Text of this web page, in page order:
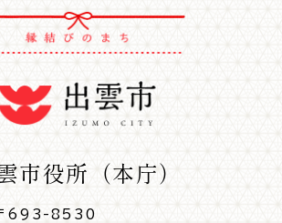
便利なサービス
市役所（本庁）
693-8530